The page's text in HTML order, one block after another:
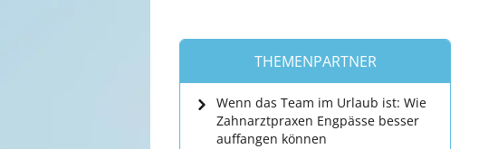
THEMENPARTNER
Wenn das Team im Urlaub ist: Wie
Zahnarztpraxen Engpässe besser
auffangen können